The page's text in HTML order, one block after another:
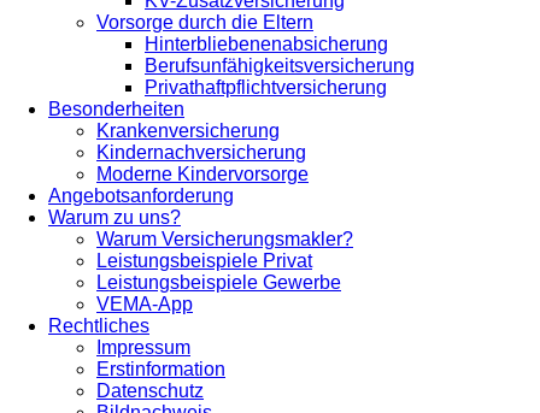
Vorsorge durch die Eltern
Hinterbliebenenabsicherung
Berufsunfähigkeitsversicherung
Privathaftpflichtversicherung
Besonderheiten
Krankenversicherung
Kindernachversicherung
Moderne Kindervorsorge
Angebotsanforderung
Warum zu uns?
Warum Versicherungsmakler?
Leistungsbeispiele Privat
Leistungsbeispiele Gewerbe
VEMA-App
Rechtliches
Impressum
Erstinformation
Datenschutz